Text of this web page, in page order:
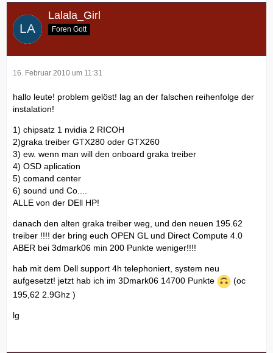
Lalala_Girl
Foren Gott
16. Februar 2010 um 11:31
hallo leute! problem gelöst! lag an der falschen reihenfolge der
instalation!
1) chipsatz 1 nvidia 2 RICOH
2)graka treiber GTX280 oder GTX260
3) ew. wenn man will den onboard graka treiber
4) OSD aplication
5) comand center
6) sound und Co....
ALLE von der DEll HP!
danach den alten graka treiber weg, und den neuen 195.62
treiber !!!! der bring euch OPEN GL und Direct Compute 4.0
ABER bei 3dmark06 min 200 Punkte weniger!!!!
hab mit dem Dell support 4h telephoniert, system neu
aufgesetzt! jetzt hab ich im 3Dmark06 14700 Punkte
(oc
195,62 2.9Ghz )
lg